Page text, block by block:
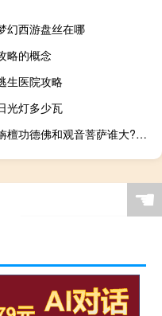
幻西游盘丝在哪
略的概念
生医院攻略
光灯多少瓦
旃檀功德佛和观音菩萨谁大?（旃檀功德佛）
☚